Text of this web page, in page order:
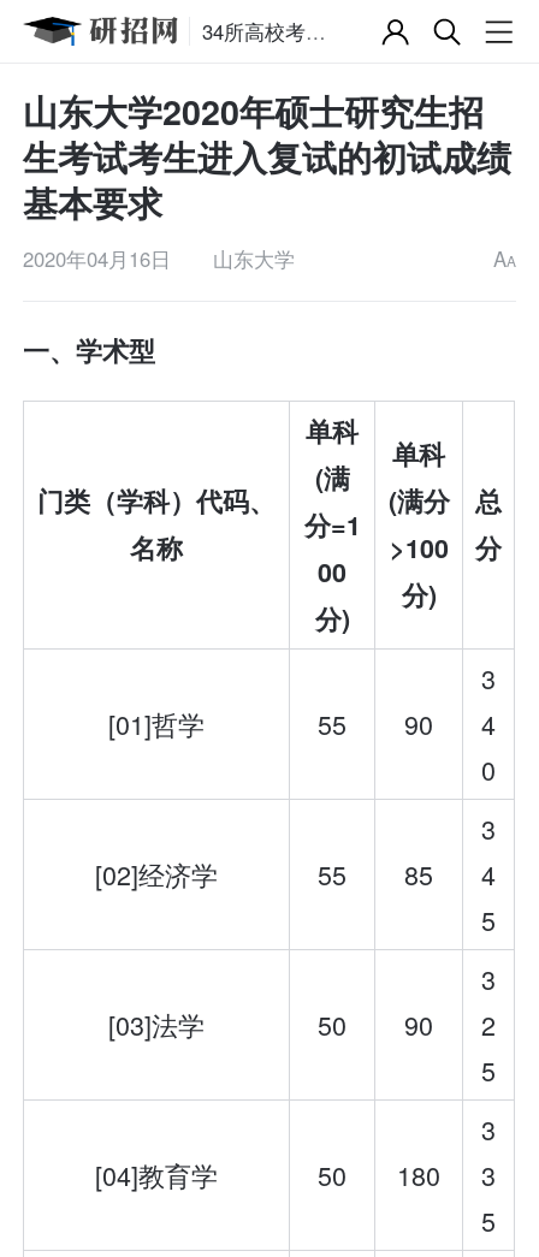
34所高校考研复试分数线
山东大学2020年硕士研究生招
生考试考生进入复试的初试成绩
基本要求
2020年04月16日 山东大学 AA
一、学术型
门类 （学科）代码、
名称
单科
(满
分=1
00
分)
单科
(满分
>100
分)
总
分
[01]哲学 55 90
3
4
0
[02]经济学 55 85
3
4
5
[03]法学 50 90
3
2
5
[04]教育学 50 180
3
3
5